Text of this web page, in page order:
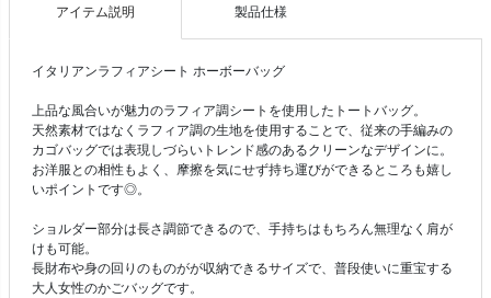
アイテム説明 製品仕様
イタリアンラフィアシート ホーボーバッグ
上品な風合いが魅力のラフィア調シートを使用したトートバッグ。
天然素材ではなくラフィア調の生地を使用することで、従来の手編みの
カゴバッグでは表現しづらいトレンド感のあるクリーンなデザインに。
お洋服との相性もよく、摩擦を気にせず持ち運びができるところも嬉し
いポイントです◎。
ショルダー部分は長さ調節できるので、手持ちはもちろん無理なく肩が
けも可能。
長財布や身の回りのものがが収納できるサイズで、普段使いに重宝する
大人女性のかごバッグです。